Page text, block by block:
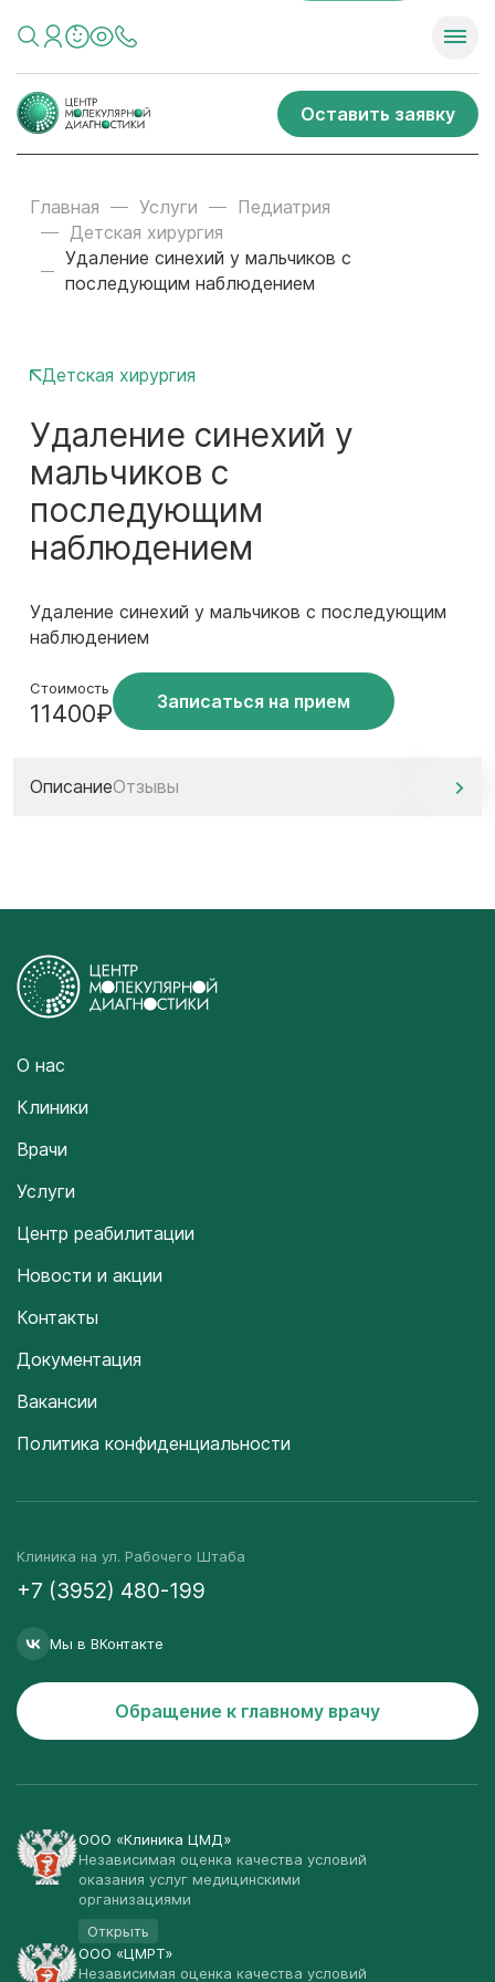
Оставить заявку
Главная Услуги
Педиатрия
Детская хирургия
Удаление синехий у мальчиков с
последующим наблюдением
Детская хирургия
Удаление синехий у
мальчиков с
последующим
наблюдением
Удаление синехий у мальчиков с последующим
наблюдением
Стоимость
11400₽ Записаться на прием
ОписаниеОтзывы
О нас
Клиники
Врачи
Услуги
Центр реабилитации
Новости и акции
Контакты
Документация
Вакансии
Политика конфиденциальности
Клиника на ул. Рабочего Штаба
+7 (3952) 480-199
Мы в ВКонтакте
Обращение к главному врачу
ООО «Клиника ЦМД»
Независимая оценка качества условий
оказания услуг медицинскими
организациями
Открыть
ООО «ЦМРТ»
Независимая оценка качества условий